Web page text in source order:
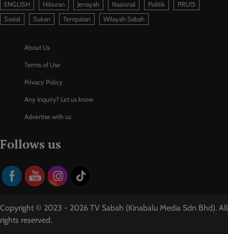
ENGLISH
Hiburan Jenayah Nasional Politik
PRU15
Sosial
Sukan Tempatan Wilayah Sabah
About Us
Terms of Use
Privacy Policy
Any Inquiry? Let us know
Advertise with us
Follows us
Copyright © 2023 - 2026 TV Sabah (Kinabalu Media Sdn Bhd). All
rights reserved.